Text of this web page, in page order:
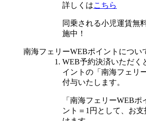
詳しくはこちら
同乗される小児運賃無
施中！
南海フェリーWEBポイントについ
WEB予約決済いただく
イントの「南海フェリ
付与いたします。
「南海フェリーWEBポ
ント＝1円として、お